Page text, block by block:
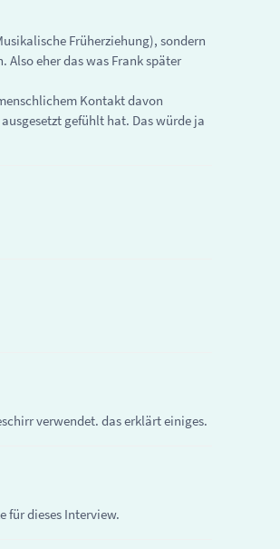
Früherziehung), sondern
eher das was Frank später
Kontakt davon
gefühlt hat. Das würde ja
verwendet. das erklärt einiges.
für dieses Interview.